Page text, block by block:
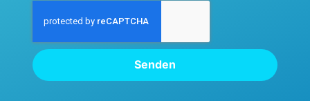
Senden